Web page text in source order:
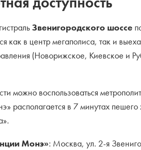
Звенигородского шоссе
как в центр мегаполиса, так и
(Новорижское, Киевское и
можно воспользоваться
располагается в 7 минутах пешего
Монэ»: Москва, ул. 2-я